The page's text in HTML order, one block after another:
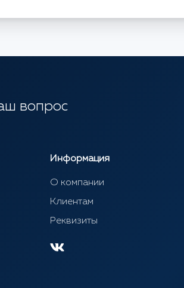
вопрос
Информация
О компании
Клиентам
Реквизиты